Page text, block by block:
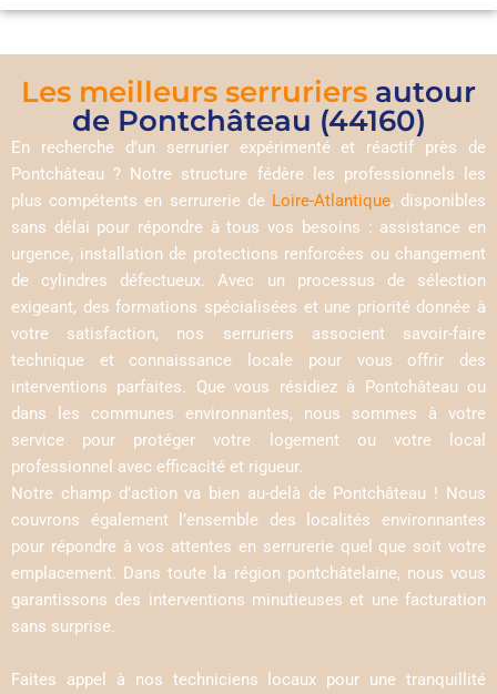
Les meilleurs serruriers autour
de Pontchâteau (44160)
En recherche d’un serrurier expérimenté et réactif près de
Pontchâteau ? Notre structure fédère les professionnels les
plus compétents en serrurerie de Loire-Atlantique, disponibles
sans délai pour répondre à tous vos besoins : assistance en
urgence, installation de protections renforcées ou changement
de cylindres défectueux. Avec un processus de sélection
exigeant, des formations spécialisées et une priorité donnée à
votre satisfaction, nos serruriers associent savoir-faire
technique et connaissance locale pour vous offrir des
interventions parfaites. Que vous résidiez à Pontchâteau ou
dans les communes environnantes, nous sommes à votre
service pour protéger votre logement ou votre local
professionnel avec efficacité et rigueur.
Notre champ d’action va bien au-delà de Pontchâteau ! Nous
couvrons également l’ensemble des localités environnantes
pour répondre à vos attentes en serrurerie quel que soit votre
emplacement. Dans toute la région pontchâtelaine, nous vous
garantissons des interventions minutieuses et une facturation
sans surprise.
Faites appel à nos techniciens locaux pour une tranquillité